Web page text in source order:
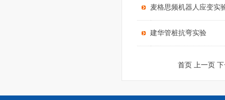
麦格思频机器人应变实
建华管桩抗弯实验
首页 上一页